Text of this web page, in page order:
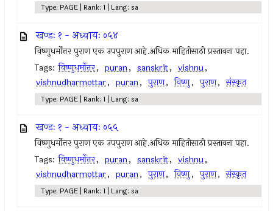
Type: PAGE | Rank: 1 | Lang: sa
खण्डः १ - अध्यायः ०५४
विष्णुधर्मोत्तर पुराण एक उपपुराण आहे.अधिक माहितीसाठी प्रस्तावना पहा.
Tags: विष्णुधर्मोत्तर, puran, sanskrit, vishnu,
vishnudharmottar, puran, पुराण, विष्णु, पुराण, संस्कृत
Type: PAGE | Rank: 1 | Lang: sa
खण्डः १ - अध्यायः ०५५
विष्णुधर्मोत्तर पुराण एक उपपुराण आहे.अधिक माहितीसाठी प्रस्तावना पहा.
Tags: विष्णुधर्मोत्तर, puran, sanskrit, vishnu,
vishnudharmottar, puran, पुराण, विष्णु, पुराण, संस्कृत
Type: PAGE | Rank: 1 | Lang: sa